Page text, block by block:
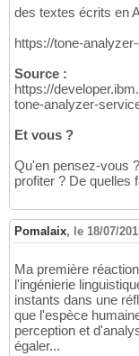
des textes écrits en
https://tone-
Source :
https://
tone-analyzer-
Et vous ?
Qu'en pensez-vous
profiter ? De quelles
Pomalaix, le 18/07/
Ma première
l'ingénierie
instants dans une
que l'espèce
perception et
égaler...